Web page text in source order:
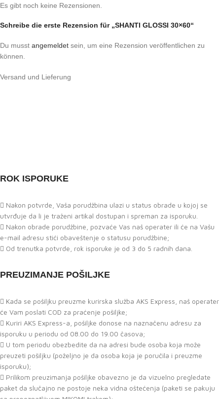
Es gibt noch keine Rezensionen.
Schreibe die erste Rezension für „SHANTI GLOSSI 30×60“
Du musst angemeldet sein, um eine Rezension veröffentlichen zu
können.
Versand und Lieferung
ROK ISPORUKE
Nakon potvrde, Vaša porudžbina ulazi u status obrade u kojoj se
utvrđuje da li je traženi artikal dostupan i spreman za isporuku.
Nakon obrade porudžbine, pozvaće Vas naš operater ili će na Vašu
e-mail adresu stići obaveštenje o statusu porudžbine;
Od trenutka potvrde, rok isporuke je od 3 do 5 radnih dana.
PREUZIMANJE POŠILJKE
Kada se pošiljku preuzme kurirska služba AKS Express, naš operater
će Vam poslati COD za praćenje pošiljke;
Kuriri AKS Express-a, pošiljke donose na naznačenu adresu za
isporuku u periodu od 08.00 do 19.00 časova;
U tom periodu obezbedite da na adresi bude osoba koja može
preuzeti pošiljku (poželjno je da osoba koja je poručila i preuzme
isporuku);
Prilikom preuzimanja pošiljke obavezno je da vizuelno pregledate
paket da slučajno ne postoje neka vidna oštećenja (paketi se pakuju